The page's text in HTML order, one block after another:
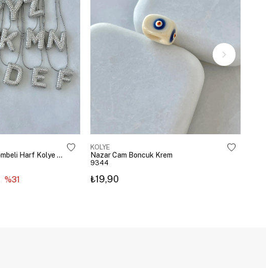
Çelik Gömme Taşlı Bombeli Harf Kolye Gümüş
%31
KOLYE
Nazar Cam Boncuk Krem
9344
₺19,90